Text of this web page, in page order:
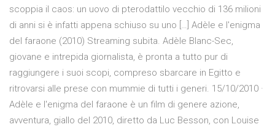
scoppia il caos: un uovo di pterodattilo vecchio di 136 milioni
di anni si è infatti appena schiuso su uno […] Adèle e l'enigma
del faraone (2010) Streaming subita. Adèle Blanc-Sec,
giovane e intrepida giornalista, è pronta a tutto pur di
raggiungere i suoi scopi, compreso sbarcare in Egitto e
ritrovarsi alle prese con mummie di tutti i generi. 15/10/2010 ·
Adèle e l'enigma del faraone è un film di genere azione,
avventura, giallo del 2010, diretto da Luc Besson, con Louise